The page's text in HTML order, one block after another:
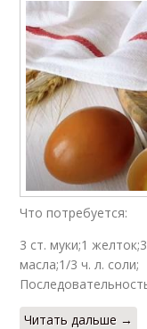
Что потребуется:
3 ст. муки;1
масла;1/3 ч. л. соли;
Читать дальше →